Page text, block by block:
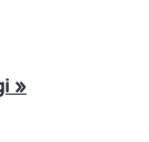
»